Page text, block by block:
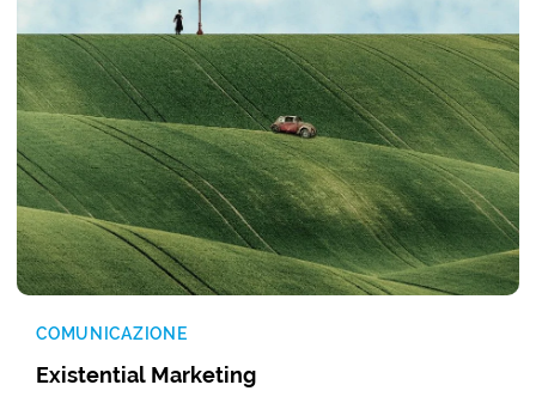
COMUNICAZIONE
Existential Marketing